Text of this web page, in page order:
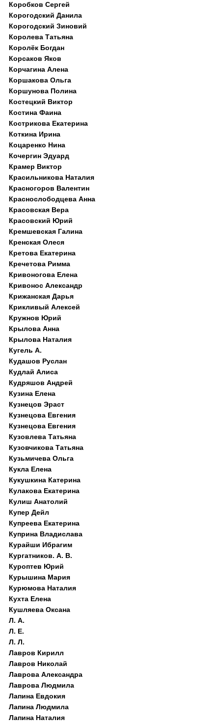
Коробков Сергей
Корогодский Данила
Корогодский Зиновий
Королева Татьяна
Королёк Богдан
Корсаков Яков
Корчагина Алена
Коршакова Ольга
Коршунова Полина
Костецкий Виктор
Костина Фаина
Кострикова Екатерина
Коткина Ирина
Коцаренко Нина
Кочергин Эдуард
Крамер Виктор
Красильникова Наталия
Красногоров Валентин
Краснослободцева Анна
Красовская Вера
Красовский Юрий
Кремшевская Галина
Кренская Олеся
Кретова Екатерина
Кречетова Римма
Кривоногова Елена
Кривонос Александр
Крижанская Дарья
Крикливый Алексей
Кружнов Юрий
Крылова Анна
Крылова Наталия
Кугель А.
Кудашов Руслан
Кудлай Алиса
Кудряшов Андрей
Кузина Елена
Кузнецов Эраст
Кузнецова Евгения
Кузнецова Евгения
Кузовлева Татьяна
Кузовчикова Татьяна
Кузьмичева Ольга
Кукла Елена
Кукушкина Катерина
Кулакова Екатерина
Кулиш Анатолий
Купер Дейл
Купреева Екатерина
Куприна Владислава
Курайши Ибрагим
Кургатников. А. В.
Куроптев Юрий
Курышина Мария
Курюмова Наталия
Кухта Елена
Кушляева Оксана
Л. А.
Л. Е.
Л. Л.
Лавров Кирилл
Лавров Николай
Лаврова Александра
Лаврова Людмила
Лапина Евдокия
Лапина Людмила
Лапина Наталия